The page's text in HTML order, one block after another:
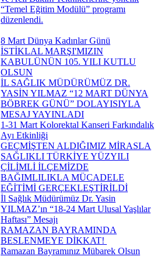
“Temel Eğitim Modülü” programı
düzenlendi.
8 Mart Dünya Kadınlar Günü
İSTİKLAL MARŞI'MIZIN
KABULÜNÜN 105. YILI KUTLU
OLSUN
İL SAĞLIK MÜDÜRÜMÜZ DR.
YASİN YILMAZ “12 MART DÜNYA
BÖBREK GÜNÜ” DOLAYISIYLA
MESAJ YAYINLADI
1-31 Mart Kolorektal Kanseri Farkındalık
Ayı Etkinliği
GEÇMİŞTEN ALDIĞIMIZ MİRASLA
SAĞLIKLI TÜRKİYE YÜZYILI
ÇİLİMLİ İLÇEMİZDE
BAĞIMLILIKLA MÜCADELE
EĞİTİMİ GERÇEKLEŞTİRİLDİ
İl Sağlık Müdürümüz Dr. Yasin
YILMAZ’ın “18-24 Mart Ulusal Yaşlılar
Haftası” Mesajı
RAMAZAN BAYRAMINDA
BESLENMEYE DİKKAT! ​
Ramazan Bayramınız Mübarek Olsun